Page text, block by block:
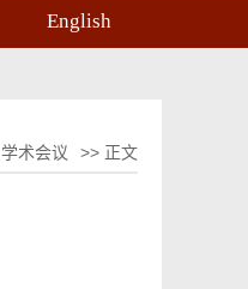
English
学术会议 >> 正文